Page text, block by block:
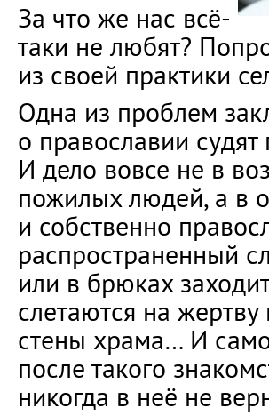
За что же нас всё-
таки не любят?
из своей практики
Одна из проблем
о православии
И дело вовсе не в
пожилых людей, а в
и собственно
распространенный
или в брюках
слетаются на
стены храма… И
после такого
никогда в неё не